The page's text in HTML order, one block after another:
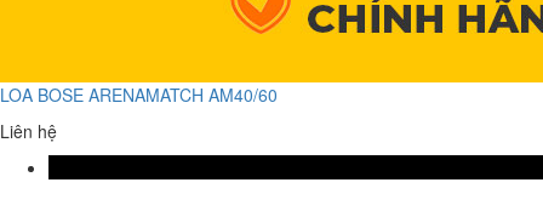
LOA BOSE ARENAMATCH AM40/60
Liên hệ